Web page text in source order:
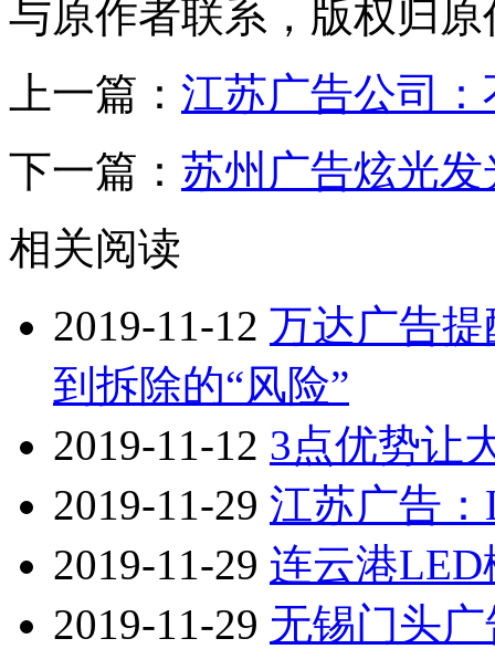
与原作者联系，版权归
上一篇： 江苏广告公司
下一篇： 苏州广告炫光
相关阅读
2019-11-12 万达广告
到拆除的“风险”
2019-11-12 3点优势让
2019-11-29 江苏广告
2019-11-29 连云港
2019-11-29 无锡门头